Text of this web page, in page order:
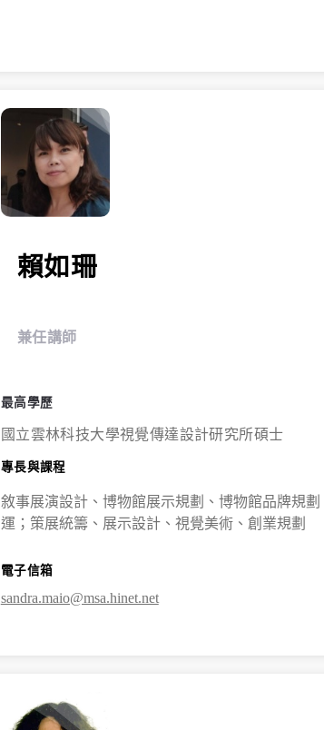
賴如珊
兼任講師
最高學歷
國立雲林科技大學視覺傳達設計研究所碩士
專長與課程
敘事展演設計、博物館展示規劃、博物館品牌規
運；策展統籌、展示設計、視覺美術、創業規劃
電子信箱
sandra.maio@msa.hinet.net